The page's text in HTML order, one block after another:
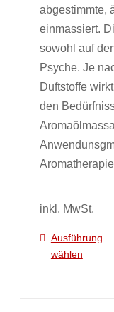
abgestimmte,
einmassiert.
sowohl auf
Psyche. Je
Duftstoffe
den
inkl. MwSt.
Ausführung
wählen